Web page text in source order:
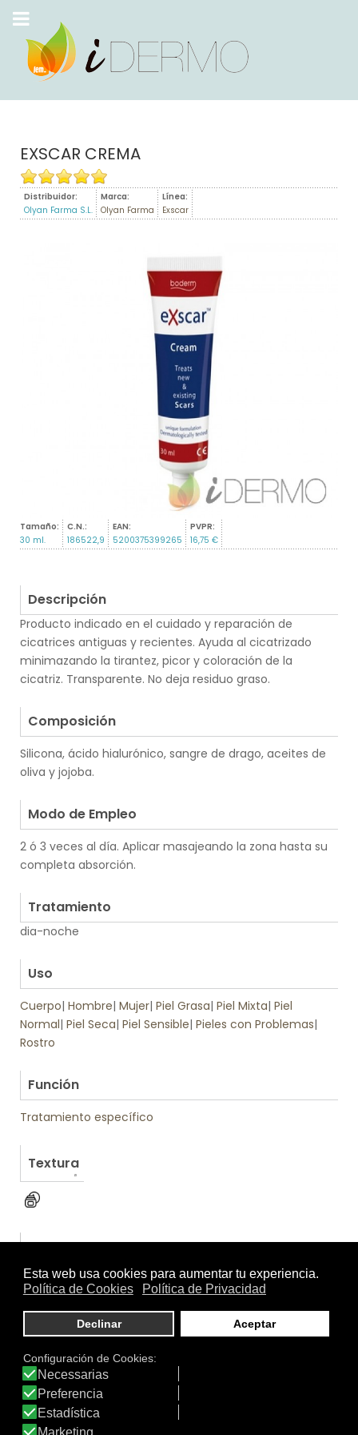
EXSCAR CREMA
Distribuidor:
Olyan Farma S.L.
Marca:
Olyan Farma
Línea:
Exscar
Tamaño:
30 ml.
C.N.:
186522,9
EAN:
5200375399265
PVPR:
16,75 €
Descripción
Producto indicado en el cuidado y reparación de
cicatrices antiguas y recientes. Ayuda al cicatrizado
minimazando la tirantez, picor y coloración de la
cicatriz. Transparente. No deja residuo graso.
Composición
Silicona, ácido hialurónico, sangre de drago, aceites de
oliva y jojoba.
Modo de Empleo
2 ó 3 veces al día. Aplicar masajeando la zona hasta su
completa absorción.
Tratamiento
dia-noche
Uso
Cuerpo| Hombre| Mujer| Piel Grasa| Piel Mixta| Piel
Normal| Piel Seca| Piel Sensible| Pieles con Problemas|
Rostro
Función
Tratamiento específico
Textura